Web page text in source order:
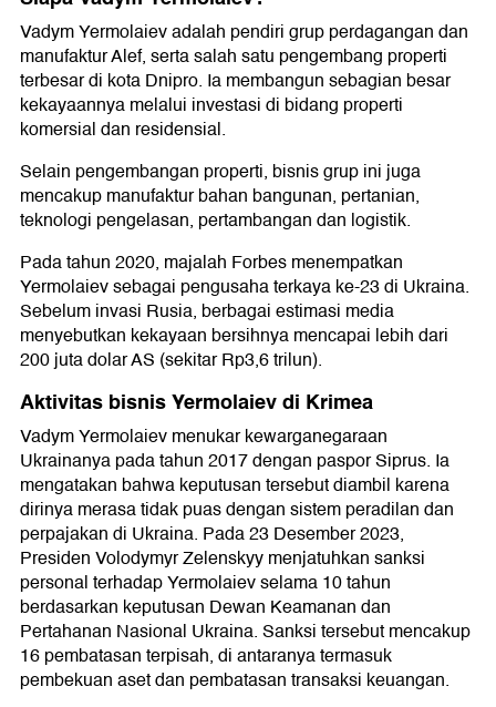
Vadym Yermolaiev adalah pendiri grup perdagangan dan
manufaktur Alef, serta salah satu pengembang properti
terbesar di kota Dnipro. Ia membangun sebagian besar
kekayaannya melalui investasi di bidang properti
komersial dan residensial.
Selain pengembangan properti, bisnis grup ini juga
mencakup manufaktur bahan bangunan, pertanian,
teknologi pengelasan, pertambangan dan logistik.
Pada tahun 2020, majalah Forbes menempatkan
Yermolaiev sebagai pengusaha terkaya ke-23 di Ukraina.
Sebelum invasi Rusia, berbagai estimasi media
menyebutkan kekayaan bersihnya mencapai lebih dari
200 juta dolar AS (sekitar Rp3,6 trilun).
Aktivitas bisnis Yermolaiev di Krimea
Vadym Yermolaiev menukar kewarganegaraan
Ukrainanya pada tahun 2017 dengan paspor Siprus. Ia
mengatakan bahwa keputusan tersebut diambil karena
dirinya merasa tidak puas dengan sistem peradilan dan
perpajakan di Ukraina. Pada 23 Desember 2023,
Presiden Volodymyr Zelenskyy menjatuhkan sanksi
personal terhadap Yermolaiev selama 10 tahun
berdasarkan keputusan Dewan Keamanan dan
Pertahanan Nasional Ukraina. Sanksi tersebut mencakup
16 pembatasan terpisah, di antaranya termasuk
pembekuan aset dan pembatasan transaksi keuangan.